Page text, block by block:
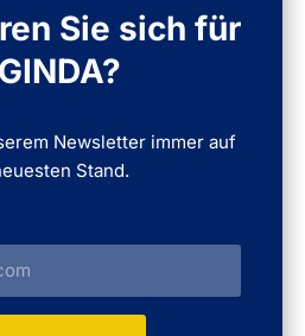
Sie sich für
Newsletter immer auf
Stand.